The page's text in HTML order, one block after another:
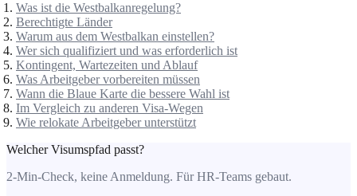
Was ist die Westbalkanregelung?
Berechtigte Länder
Warum aus dem Westbalkan einstellen?
Wer sich qualifiziert und was erforderlich ist
Kontingent, Wartezeiten und Ablauf
Was Arbeitgeber vorbereiten müssen
Wann die Blaue Karte die bessere Wahl ist
Im Vergleich zu anderen Visa-Wegen
Wie relokate Arbeitgeber unterstützt
Welcher Visumspfad passt?
2-Min-Check, keine Anmeldung. Für HR-Teams gebaut.